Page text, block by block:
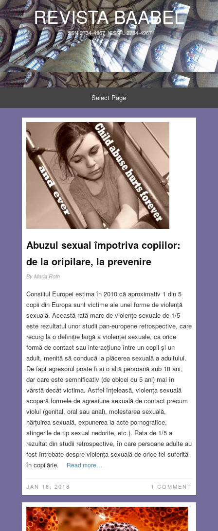
REVISTA BAABEL
ISSN 2734-4967, ISSN-L 2734-4967
Select Page
Abuzul sexual împotriva copiilor:
de la oripilare, la prevenire
By Maria Roth
Consiliul Europei estima în 2010 că aproximativ 1 din 5
copii din Europa sunt victime ale unei forme de violență
sexuală. Această rată mare de violențe sexuale de 1/5
este rezultatul unor studii pan-europene retrospective, care
recurg la o definiție largă a violenței sexuale, ca orice
formă de contact sau interacțiune între un copil și un
adult, menită să conducă la plăcerea sexuală a adultului.
De fapt agresorul poate fi si o altă persoană sub 18 ani,
dar care este semnificativ (de obicei cu 5 ani) mai în
vârstă decât victima. Astfel înțeleasă, violența sexuală
acoperă formele de agresiune sexuală de contact precum
violul (genital, oral sau anal), molestarea sexuală,
hărțuirea sexuală, expunerea la acte pornografice,
atingerile de tip sexual nedorite, etc.). Rata de 1/5 a
rezultat din studii retrospective, în care persoane adulte au
fost întrebate despre violența sexuală de orice fel suferită
în copilărie.
Read more…
JAN 18, 2018 1 COMMENT